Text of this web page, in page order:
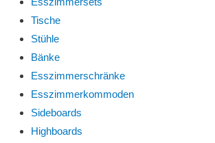
Tische
Stühle
Bänke
Esszimmerschränke
Esszimmerkommoden
Sideboards
Highboards